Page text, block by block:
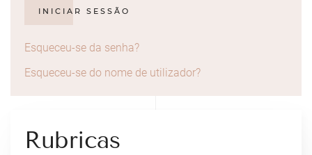
INICIAR SESSÃO
Esqueceu-se da senha?
Esqueceu-se do nome de utilizador?
Rubricas